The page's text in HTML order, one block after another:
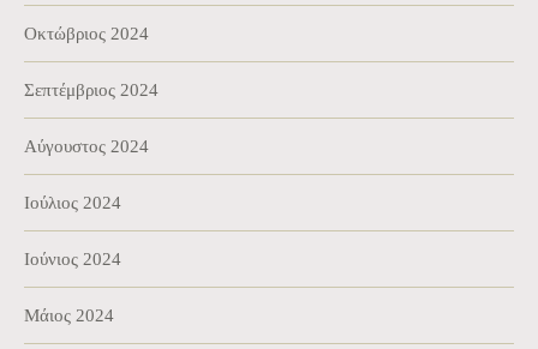
Οκτώβριος 2024
Σεπτέμβριος 2024
Αύγουστος 2024
Ιούλιος 2024
Ιούνιος 2024
Μάιος 2024